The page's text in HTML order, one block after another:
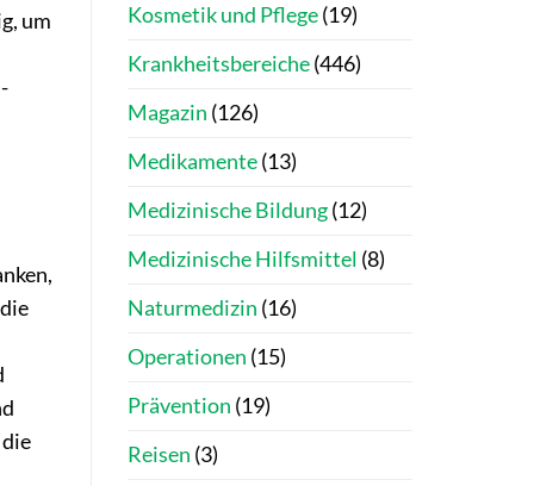
um
Kosmetik und Pflege(19)
Krankheitsbereiche(446)
Magazin (126)
Medikamente(13)
Medizinische Bildung(12)
Medizinische Hilfsmittel (8)
Naturmedizin (16)
Operationen (15)
Prävention (19)
Reisen (3)